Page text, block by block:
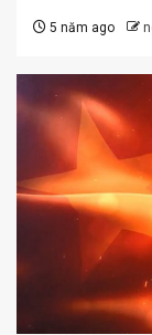
5 năm ago